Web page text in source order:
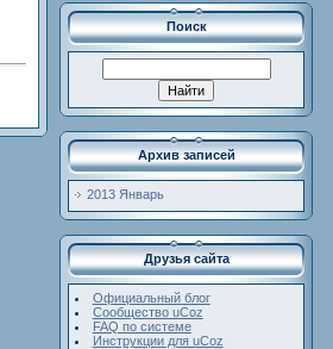
Поиск
Архив записей
2013 Январь
Друзья сайта
Официальный блог
Сообщество uCoz
FAQ по системе
Инструкции для uCoz